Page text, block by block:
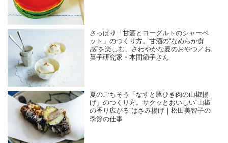
さっぱり「甘酒とヨーグルトのシャーベ
ット」のつくり方。甘酒の“なめらか食
感”を楽しむ、さわやかな夏のおやつ／お
菓子研究家・本間節子さん
夏のごちそう「なすと豚ひき肉の山椒揚
げ」のつくり方。サクッとおいしい“山椒
の香り広がる”はさみ揚げ｜松田美智子の
季節の仕事